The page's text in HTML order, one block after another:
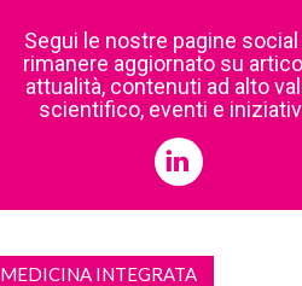
Segui le nostre pagine
rimanere aggiornato su
attualità, contenuti ad alto
scientifico, eventi e
MEDICINA INTEGRATA